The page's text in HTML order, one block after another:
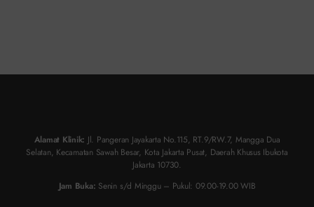
Alamat Klinik: Jl. Pangeran Jayakarta No.115, RT.9/RW.7, Mangga Dua
Selatan, Kecamatan Sawah Besar, Kota Jakarta Pusat, Daerah Khusus Ibukota
Jakarta 10730.
Jam Buka: Senin s/d Minggu – Pukul: 09.00-19.00 WIB